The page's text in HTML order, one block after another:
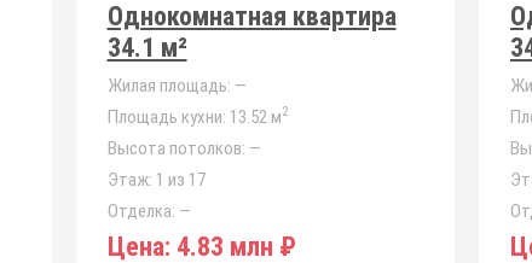
Однокомнатная квартира
34.1 м²
Жилая площадь: —
Площадь кухни: 13.52 м2
Высота потолков: —
Этаж: 1 из 17
Отделка: —
Цена: 4.83 млн ₽